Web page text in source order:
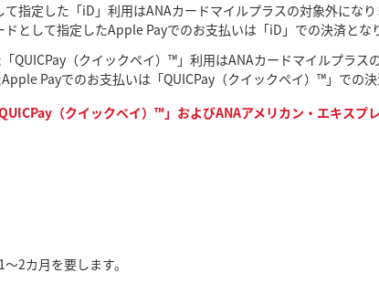
指定した「iD」利用はANAカードマイルプラスの対象外になり
として指定したApple Payでのお支払いは「iD」での決済とな
QUICPay（クイックペイ）™」利用はANAカードマイルプラス
Payでのお支払いは「QUICPay（クイックペイ）™」での
（クイックペイ）™」およびANAアメリカン・エキス
2カ月を要します。